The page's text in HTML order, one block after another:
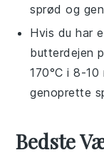
sprød og
Hvis du har
butterdejen
170°C i 8-
genoprette
Bedste